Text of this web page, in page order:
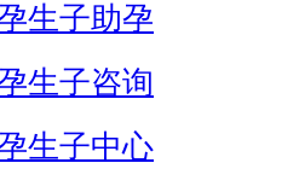
生子助孕
生子咨询
生子中心